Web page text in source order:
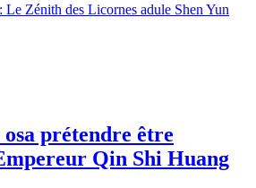
Le Zénith des Licornes adule Shen Yun
prétendre être
Qin Shi Huang